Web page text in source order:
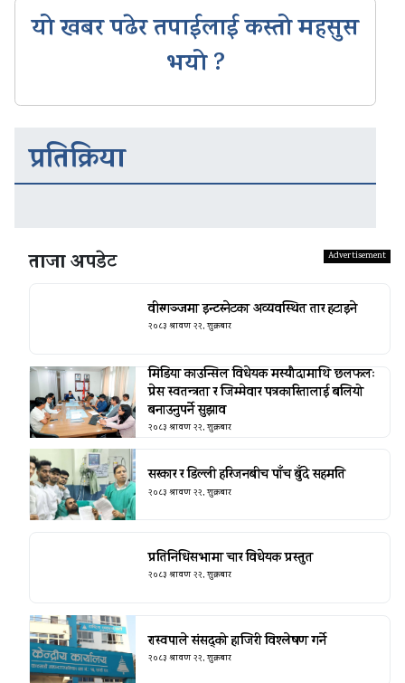
यो खबर पढेर तपाईलाई कस्तो महसुस
भयो ?
प्रतिक्रिया
ताजा अपडेट
वीरगञ्जमा इन्टरनेटका अव्यवस्थित तार हटाइने
२०८३ श्रावण २२, शुक्रबार
मिडिया काउन्सिल विधेयक मस्यौदामाथि छलफलः
प्रेस स्वतन्त्रता र जिम्मेवार पत्रकारितालाई बलियो
बनाउनुपर्ने सुझाव
२०८३ श्रावण २२, शुक्रबार
सरकार र डिल्ली हरिजनबीच पाँच बुँदे सहमति
२०८३ श्रावण २२, शुक्रबार
प्रतिनिधिसभामा चार विधेयक प्रस्तुत
२०८३ श्रावण २२, शुक्रबार
रास्वपाले संसद्को हाजिरी विश्लेषण गर्ने
२०८३ श्रावण २२, शुक्रबार